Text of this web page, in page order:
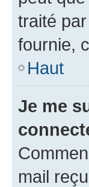
traité
fournie,
Haut
Je me
mail